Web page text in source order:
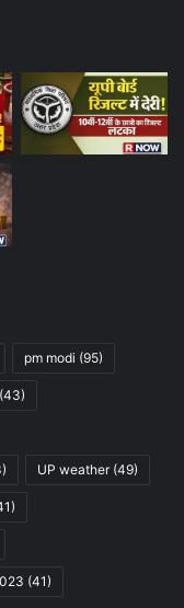
pm modi (95)
UP weather(49)
(41)